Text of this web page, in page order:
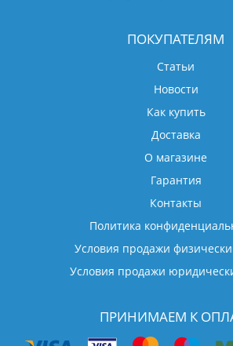
ПОКУПАТЕЛЯМ
Статьи
Новости
Как купить
Доставка
О магазине
Гарантия
Контакты
Политика
Условия продажи
Условия продажи
ПРИНИМАЕМ К